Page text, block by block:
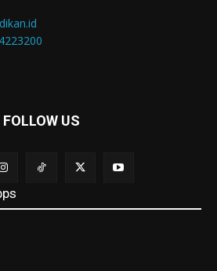
FOLLOW US